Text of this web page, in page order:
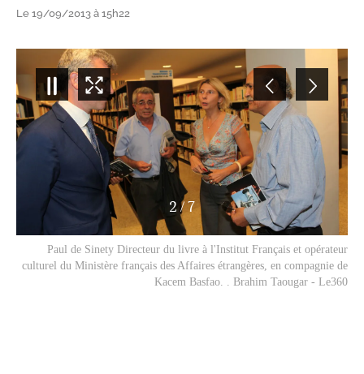
Le 19/09/2013 à 15h22
2 /7
Paul de Sinety Directeur du livre à l'Institut Français et opérateur
culturel du Ministère français des Affaires étrangères, en compagnie de
Kacem Basfao. . Brahim Taougar - Le360